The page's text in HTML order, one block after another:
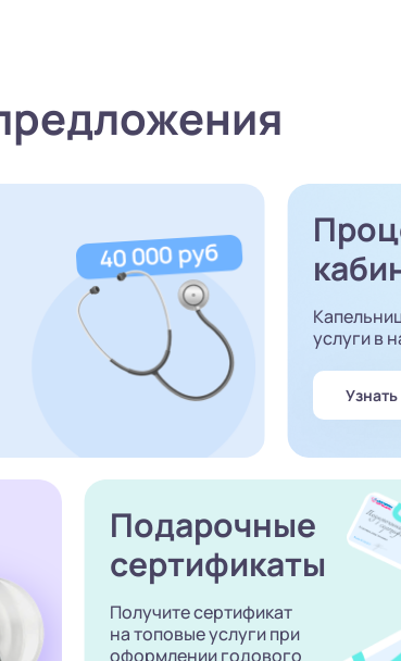
услуги в
Подарочные
сертификаты
Получите сертификат
на топовые услуги при
оформлении годового